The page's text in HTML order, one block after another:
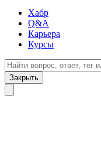
Хабр
Q&A
Карьера
Курсы
Закрыть